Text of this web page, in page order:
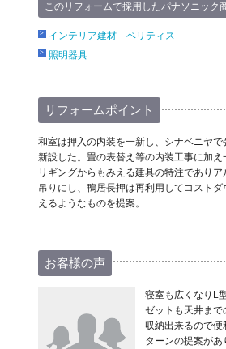
このリフォームで採用したパナソニック
インテリア建材 ベリティス
照明器具
リフォームポイント
和室は押入の内装を一新し、シナベニヤで
新設した。畳の表替え等の内装工事に加
リギングからもみえる建具の特注であり
吊りにし、鴨居長押は再利用してコスト
えるようなものを提案。
お客様の声
寝室も広くなりL
ゼットも天井まで
収納出来るので
ターンの提案が